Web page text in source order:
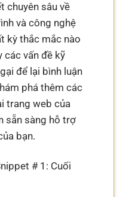
chuyên sâu về
và công nghệ
kỳ thắc mắc nào
các vấn đề kỹ
để lại bình luận
phá thêm các
trang web của
sẵn sàng hỗ trợ
bạn.
# 1: Cuối